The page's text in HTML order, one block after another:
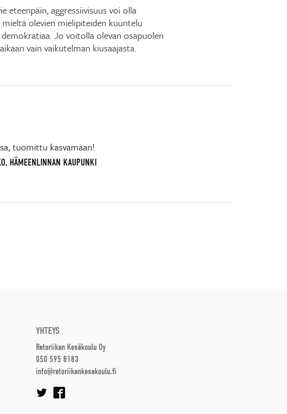
eteenpäin, aggressiivisuus voi olla
olevien mielipiteiden kuuntelu
Jo voitolla olevan osapuolen
vain vaikutelman kiusaajasta.
tuomittu kasvamaan!
HÄMEENLINNAN KAUPUNKI
YHTEYS
Retoriikan Kesäkoulu Oy
050 595 8183
info@retoriikankesakoulu.fi